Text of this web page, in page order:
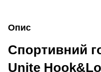
Опис
Спортивний
Unite